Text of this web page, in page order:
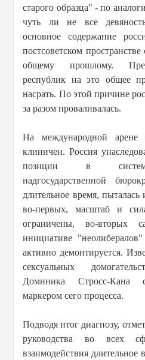
старого образца" - по
чуть ли не все
основное содержание
постсоветском
общему прошлому.
республик на это общее
насрать. По этой причине
за разом проваливалась.
На международной
клиничен. Россия
позиции в
надгосударственной
длительное время, пыталась
во-первых, масштаб и
ограничены, во-вторых
инициативе "неолибералов"
активно демонтируется.
сексуальных
Доминика Стросс-Кана
маркером сего процесса.
Подводя итог диагнозу,
руководства во всех
взаимодействия длительное